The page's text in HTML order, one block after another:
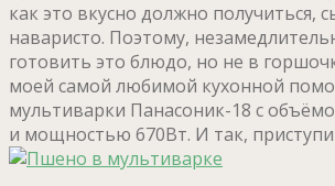
как это вкусно должно получиться,
наваристо. Поэтому,
готовить это блюдо, но не в
моей самой любимой кухонной
мультиварки Панасоник-18 с
и мощностью 670Вт. И так,